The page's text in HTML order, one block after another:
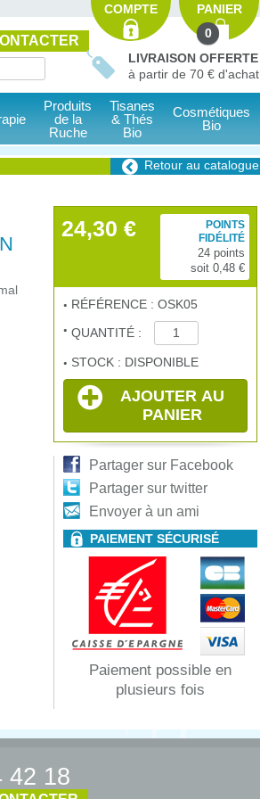
COMPTE
PANIER
0
LIVRAISON OFFERTE
à partir de 70 € d'achat
Produits
de la
Ruche
Tisanes
& Thés
Bio
Cosmétiques
Bio
Retour au catalogue
POINTS
FIDÉLITÉ
24 points
soit 0,48 €
24,30 €
RÉFÉRENCE : OSK05
QUANTITÉ :
STOCK : DISPONIBLE
AJOUTER AU
PANIER
Partager sur Facebook
Partager sur twitter
Envoyer à un ami
PAIEMENT SÉCURISÉ
Paiement possible en
plusieurs fois
42 18